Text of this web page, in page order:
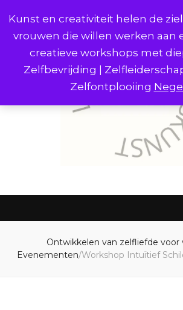
Kunst en creativiteit helen de
vrouwen die willen werken aan
creatieve workshops met
Zelfbevrijding |
Zelfontplooiing
Ontwikkelen van zelfliefde voor
Evenementen/Workshop Intuïtief